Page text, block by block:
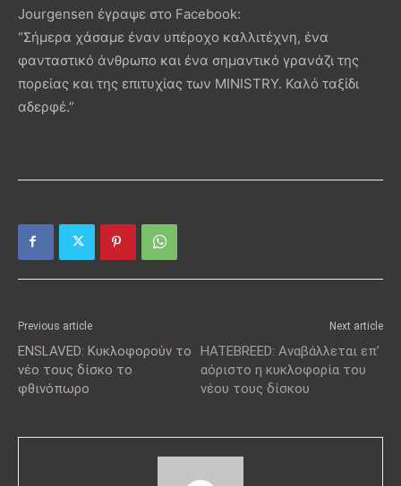
Jourgensen έγραψε στο Facebook:
“Σήμερα χάσαμε έναν υπέροχο καλλιτέχνη, ένα
φανταστικό άνθρωπο και ένα σημαντικό γρανάζι της
πορείας και της επιτυχίας των MINISTRY. Καλό ταξίδι
αδερφέ.”
Previous article
ENSLAVED: Κυκλοφορούν το
νέο τους δίσκο το
φθινόπωρο
Next article
HATEBREED: Αναβάλλεται επ’
αόριστο η κυκλοφορία του
νέου τους δίσκου